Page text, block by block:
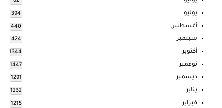
62
يوليو 394
أغسطس 440
سبتمبر 424
أكتوبر 1344
نوفمبر 1447
ديسمبر 1291
يناير 1232
فبراير 1215